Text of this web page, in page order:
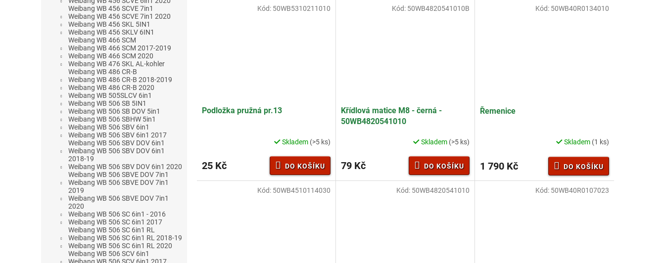
Weibang WB 456 SCVE 7in1
Weibang WB 456 SCVE 7in1 2020
Weibang WB 456 SKL 5IN1
Weibang WB 456 SKLV 6IN1
Weibang WB 466 SCM
Weibang WB 466 SCM 2017-2019
Weibang WB 466 SCM 2020
Weibang WB 476 SKL AL-kohler
Weibang WB 486 CR-B
Weibang WB 486 CR-B 2018-2019
Weibang WB 486 CR-B 2020
Weibang WB 505SLCV 6in1
Weibang WB 506 SB 5IN1
Weibang WB 506 SB DOV 5in1
Weibang WB 506 SBHW 5in1
Weibang WB 506 SBV 6in1
Weibang WB 506 SBV 6in1 2017
Weibang WB 506 SBV DOV 6in1
Weibang WB 506 SBV DOV 6in1
2018-19
Weibang WB 506 SBV DOV 6in1 2020
Weibang WB 506 SBVE DOV 7in1
Weibang WB 506 SBVE DOV 7in1
2019
Weibang WB 506 SBVE DOV 7in1
2020
Weibang WB 506 SC 6in1 - 2016
Weibang WB 506 SC 6in1 2017
Weibang WB 506 SC 6in1 RL
Weibang WB 506 SC 6in1 RL 2018-19
Weibang WB 506 SC 6in1 RL 2020
Weibang WB 506 SCV 6in1
Weibang WB 506 SCV 6in1 2017
Podložka pružná pr.13
Skladem (>5 ks)
25 Kč DO KOŠÍKU
Kód: 50WB5310211010
Křídlová matice M8 - černá -
50WB4820541010
Skladem (>5 ks)
79 Kč DO KOŠÍKU
Kód: 50WB4820541010B
Řemenice
Skladem (1 ks)
1 790 Kč DO KOŠÍKU
Kód: 50WB40R0134010
Kód: 50WB4510114030 Kód: 50WB4820541010 Kód: 50WB40R0107023